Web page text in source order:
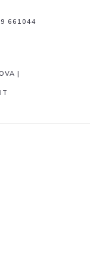
661044
|